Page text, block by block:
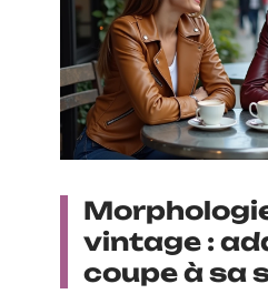
vintage :
coupe à sa